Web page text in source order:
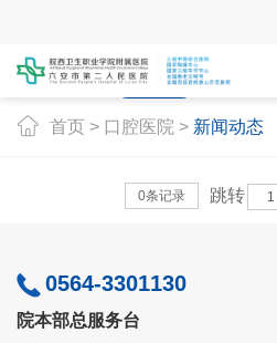
院区简介 新闻动态 专家团队
首页 > 口腔医院 > 新闻动态
0条记录 跳转
0564-3301130
院本部总服务台